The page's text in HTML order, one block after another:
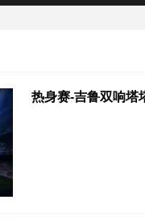
热身赛-吉鲁双响塔